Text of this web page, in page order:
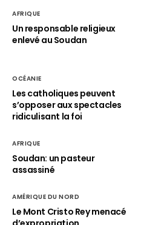
AFRIQUE
Un responsable religieux
enlevé au Soudan
OCÉANIE
Les catholiques peuvent
s’opposer aux spectacles
ridiculisant la foi
AFRIQUE
Soudan: un pasteur
assassiné
AMÉRIQUE DU NORD
Le Mont Cristo Rey menacé